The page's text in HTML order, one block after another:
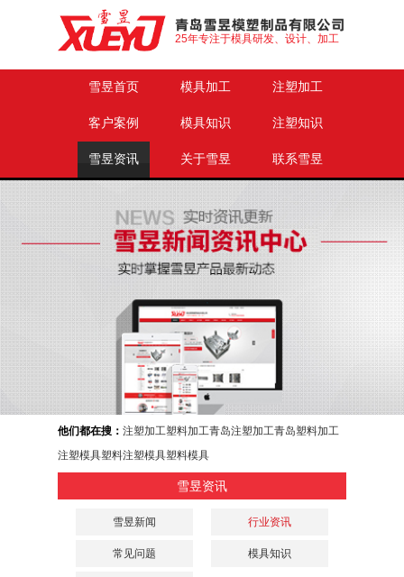
25年专注于模具研发、设计、加工
雪昱首页 模具加工 注塑加工
客户案例 模具知识 注塑知识
雪昱资讯 关于雪昱 联系雪昱
他们都在搜： 注塑加工塑料加工青岛注塑加工青岛塑料加工
注塑模具塑料注塑模具塑料模具
雪昱资讯
雪昱新闻 行业资讯
常见问题 模具知识